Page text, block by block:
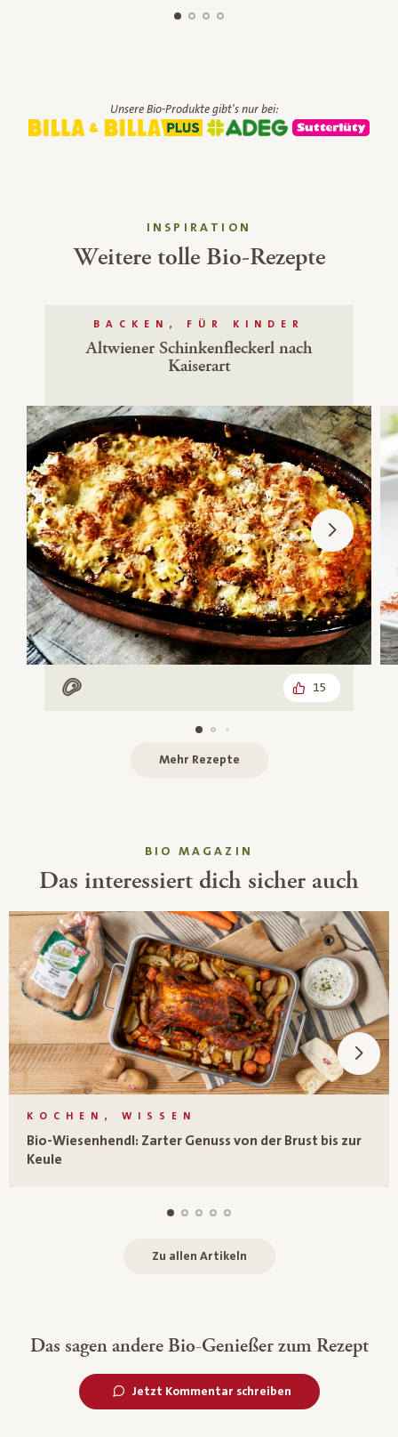
Unsere Bio-Produkte gibt's nur bei:
INSPIRATION
Weitere tolle Bio-Rezepte
BACKEN, FÜR KINDER
Altwiener Schinkenfleckerl nach
Kaiserart
Mit Fleisch 15
Mehr Rezepte
BIO MAGAZIN
Das interessiert dich sicher auch
KOCHEN, WISSEN
Bio-Wiesenhendl: Zarter Genuss von der Brust bis zur
Keule
Zu allen Artikeln
Das sagen andere Bio-Genießer zum Rezept
Jetzt Kommentar schreiben